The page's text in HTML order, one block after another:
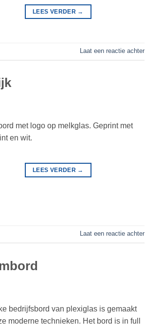
LEES VERDER →
Laat een reactie achter
met logo op melkglas. Geprint met
en wit.
LEES VERDER →
Laat een reactie achter
bedrijfsbord van plexiglas is gemaakt
moderne technieken. Het bord is in full